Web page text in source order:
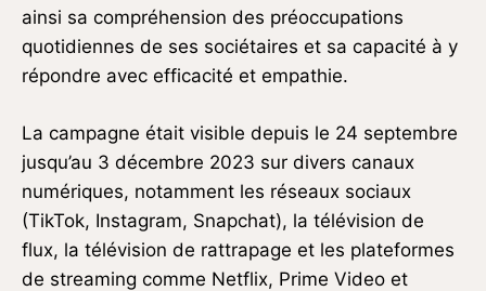
ainsi sa compréhension des préoccupations
quotidiennes de ses sociétaires et sa capacité à y
répondre avec efficacité et empathie.
La campagne était visible depuis le 24 septembre
jusqu’au 3 décembre 2023 sur divers canaux
numériques, notamment les réseaux sociaux
(TikTok, Instagram, Snapchat), la télévision de
flux, la télévision de rattrapage et les plateformes
de streaming comme Netflix, Prime Video et